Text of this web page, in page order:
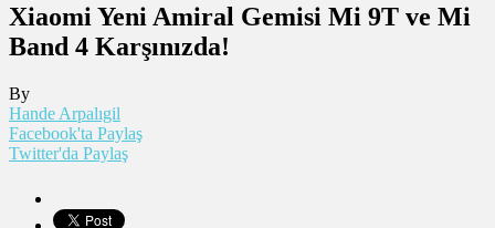
Xiaomi Yeni Amiral Gemisi Mi 9T ve Mi
Band 4 Karşınızda!
By
Hande Arpalıgil
Facebook'ta Paylaş
Twitter'da Paylaş